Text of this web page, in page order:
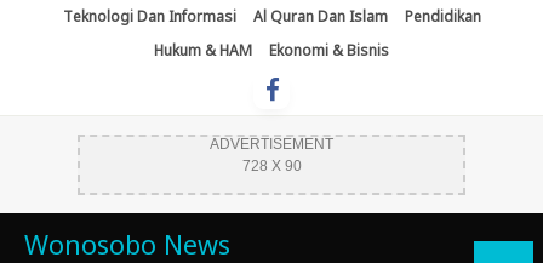
Teknologi Dan Informasi Al Quran Dan Islam
Pendidikan
Hukum & HAM
Ekonomi & Bisnis
ADVERTISEMENT
728 X 90
Wonosobo News